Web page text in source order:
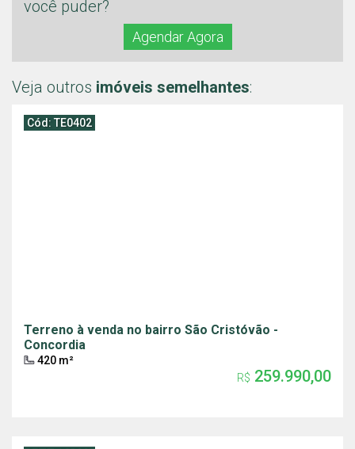
você puder?
Agendar Agora
Veja outros imóveis semelhantes:
Cód: TE0402
Terreno à venda no bairro São Cristóvão -
Concordia
420 m²
R$ 259.990,00